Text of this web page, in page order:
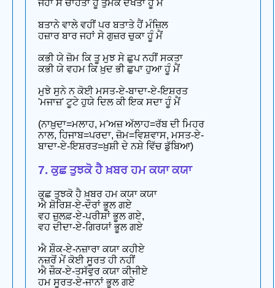
ਜਹਾਂ ਸੇ ਚਾਹਤਾ ਹੂੰ ਤੁਮਕੋ ਦੇਖਤਾ ਹੂੰ ਮੈਂ
ਬਤਾਨੇ ਵਾਲੇ ਵਹੀਂ ਪਰ ਬਤਾਤੇ ਹੈਂ ਮੰਜ਼ਿਲ
ਹਜ਼ਾਰ ਬਾਰ ਜਹਾਂ ਸੇ ਗੁਜ਼ਰ ਚੁਕਾ ਹੂੰ ਮੈਂ
ਕਭੀ ਯੇ ਜ਼ੋਮ ਕਿ ਤੂ ਮੁਝ ਸੇ ਛੁਪ ਨਹੀਂ ਸਕਤਾ
ਕਭੀ ਯੇ ਵਹਮ ਕਿ ਖ਼ੁਦ ਭੀ ਛੁਪਾ ਹੁਆ ਹੂੰ ਮੈਂ
ਮੁਝੇ ਸੁਨੇ ਨ ਕੋਈ ਮਸਤ-ਏ-ਬਾਦਾ-ਏ-ਇਸ਼ਰਤ
'ਮਜਾਜ਼' ਟੂਟੇ ਹੁਯੇ ਦਿਲ ਕੀ ਇਕ ਸਦਾ ਹੂੰ ਮੈਂ
(ਨਾਖ਼ੁਦਾ=ਮਲਾਹ, ਮ'ਅਜ਼ ਅੱਲਾਹ=ਰੱਬ ਦੀ ਮਿਹਰ
ਨਾਲ, ਹਿਜਾਬ=ਪਰਦਾ, ਜ਼ੋਮ=ਵਿਸ਼ਵਾਸ, ਮਸਤ-ਏ-
ਬਾਦਾ-ਏ-ਇਸ਼ਰਤ=ਖ਼ੁਸ਼ੀ ਦੇ ਨਸ਼ੇ ਵਿੱਚ ਡੁੱਬਿਆ)
7. ਕੁਛ ਤੁਝਕੋ ਹੈ ਖ਼ਬਰ ਹਮ ਕਯਾ ਕਯਾ
ਕੁਛ ਤੁਝਕੋ ਹੈ ਖ਼ਬਰ ਹਮ ਕਯਾ ਕਯਾ
ਐ ਸ਼ੋਰਿਸ਼-ਏ-ਦੌਰਾਂ ਭੂਲ ਗਏ
ਵਹ ਜ਼ੁਲਫ਼-ਏ-ਪਰੀਸ਼ਾਂ ਭੂਲ ਗਏ,
ਵਹ ਦੀਦਾ-ਏ-ਗਿਰਯਾਂ ਭੂਲ ਗਏ
ਐ ਸ਼ੌਕ-ਏ-ਨਜ਼ਾਰਾ ਕਯਾ ਕਹੀਏ
ਨਜ਼ਰੋਂ ਮੇਂ ਕੋਈ ਸੂਰਤ ਹੀ ਨਹੀਂ
ਐ ਜ਼ੌਕ-ਏ-ਤਸੱਵੁਰ ਕਯਾ ਕੀਜੀਏ
ਹਮ ਸੂਰਤ-ਏ-ਜਾਨਾਂ ਭੂਲ ਗਏ